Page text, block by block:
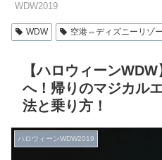
WDW2019
WDW 空港⇔ディズニーリゾ
【ハロウィーン
へ！帰りのマジカル
法と乗り方！
ハロウィーンWDW2019